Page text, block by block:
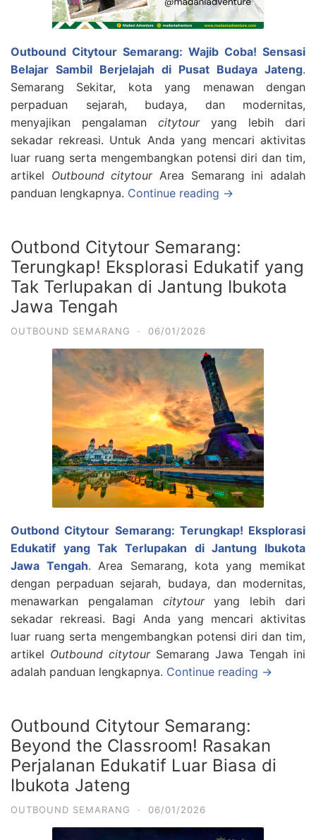
Outbound Citytour Semarang: Wajib Coba! Sensasi
Belajar Sambil Berjelajah di Pusat Budaya Jateng.
Semarang Sekitar, kota yang menawan dengan
perpaduan sejarah, budaya, dan modernitas,
menyajikan pengalaman citytouryang lebih dari
sekadar rekreasi. Untuk Anda yang mencari aktivitas
luar ruang serta mengembangkan potensi diri dan tim,
artikel Outbound citytourArea Semarang ini adalah
panduan lengkapnya. Continue reading →
Outbond Citytour Semarang:
Terungkap! Eksplorasi Edukatif yang
Tak Terlupakan di Jantung Ibukota
Jawa Tengah
OUTBOUND SEMARANG · 06/01/2026
Outbond Citytour Semarang: Terungkap! Eksplorasi
Edukatif yang Tak Terlupakan di Jantung Ibukota
Jawa Tengah. Area Semarang, kota yang memikat
dengan perpaduan sejarah, budaya, dan modernitas,
menawarkan pengalaman citytouryang lebih dari
sekadar rekreasi. Bagi Anda yang mencari aktivitas
luar ruang serta mengembangkan potensi diri dan tim,
artikel Outbound citytourSemarang Jawa Tengah ini
adalah panduan lengkapnya. Continue reading →
Outbound Citytour Semarang:
Beyond the Classroom! Rasakan
Perjalanan Edukatif Luar Biasa di
Ibukota Jateng
OUTBOUND SEMARANG · 06/01/2026